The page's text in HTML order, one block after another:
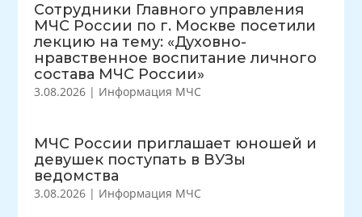
Сотрудники Главного управления
МЧС России по г. Москве посетили
лекцию на тему: «Духовно-
нравственное воспитание личного
состава МЧС России»
3.08.2026 | Информация МЧС
МЧС России приглашает юношей и
девушек поступать в ВУЗы
ведомства
3.08.2026 | Информация МЧС